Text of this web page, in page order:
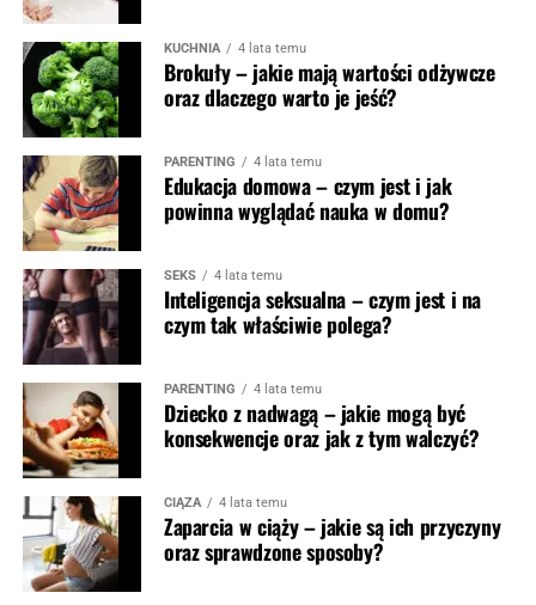
KUCHNIA 4 lata temu
Brokuły – jakie mają wartości odżywcze
oraz dlaczego warto je jeść?
PARENTING 4 lata temu
Edukacja domowa – czym jest i jak
powinna wyglądać nauka w domu?
SEKS 4 lata temu
Inteligencja seksualna – czym jest i na
czym tak właściwie polega?
PARENTING 4 lata temu
Dziecko z nadwagą – jakie mogą być
konsekwencje oraz jak z tym walczyć?
CIĄŻA 4 lata temu
Zaparcia w ciąży – jakie są ich przyczyny
oraz sprawdzone sposoby?